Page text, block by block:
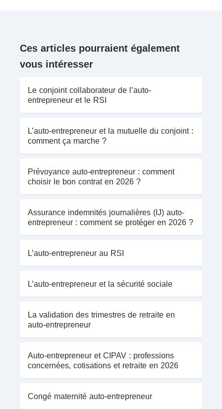
Ces articles pourraient également
vous intéresser
Le conjoint collaborateur de l’auto-
entrepreneur et le RSI
L’auto-entrepreneur et la mutuelle du conjoint :
comment ça marche ?
Prévoyance auto-entrepreneur : comment
choisir le bon contrat en 2026 ?
Assurance indemnités journalières (IJ) auto-
entrepreneur : comment se protéger en 2026 ?
L’auto-entrepreneur au RSI
L’auto-entrepreneur et la sécurité sociale
La validation des trimestres de retraite en
auto-entrepreneur
Auto-entrepreneur et CIPAV : professions
concernées, cotisations et retraite en 2026
Congé maternité auto-entrepreneur